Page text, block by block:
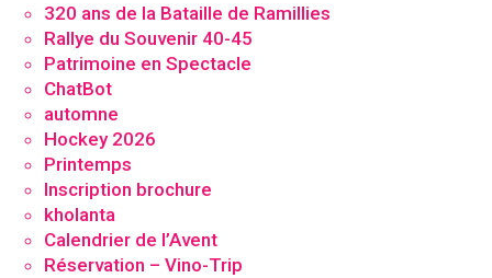
320 ans de la Bataille de Ramillies
Rallye du Souvenir 40-45
Patrimoine en Spectacle
ChatBot
automne
Hockey 2026
Printemps
Inscription brochure
kholanta
Calendrier de l’Avent
Réservation – Vino-Trip